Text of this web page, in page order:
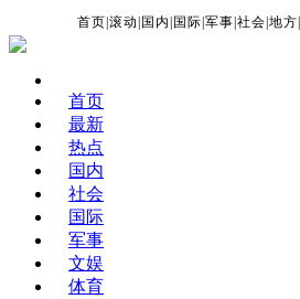
首页 |滚动 国内 国际 |军事 |社会 |地方
首页
最新
热点
国内
社会
国际
军事
文娱
体育